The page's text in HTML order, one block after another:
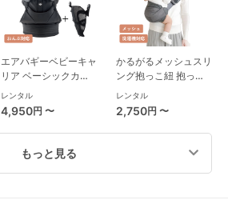
エアバギーベビーキャ
リア ベーシックカバ
ー メッシュカバー付
き 抱っこ紐・おんぶ
紐 エアバギー
(AIRBUGGY)
レンタル
4,950円 〜
かるがるメッシュスリ
ング抱っこ紐 抱っこ
紐・おんぶ紐 スモル
ビ(SMORbi)
レンタル
2,750円 〜
もっと見る